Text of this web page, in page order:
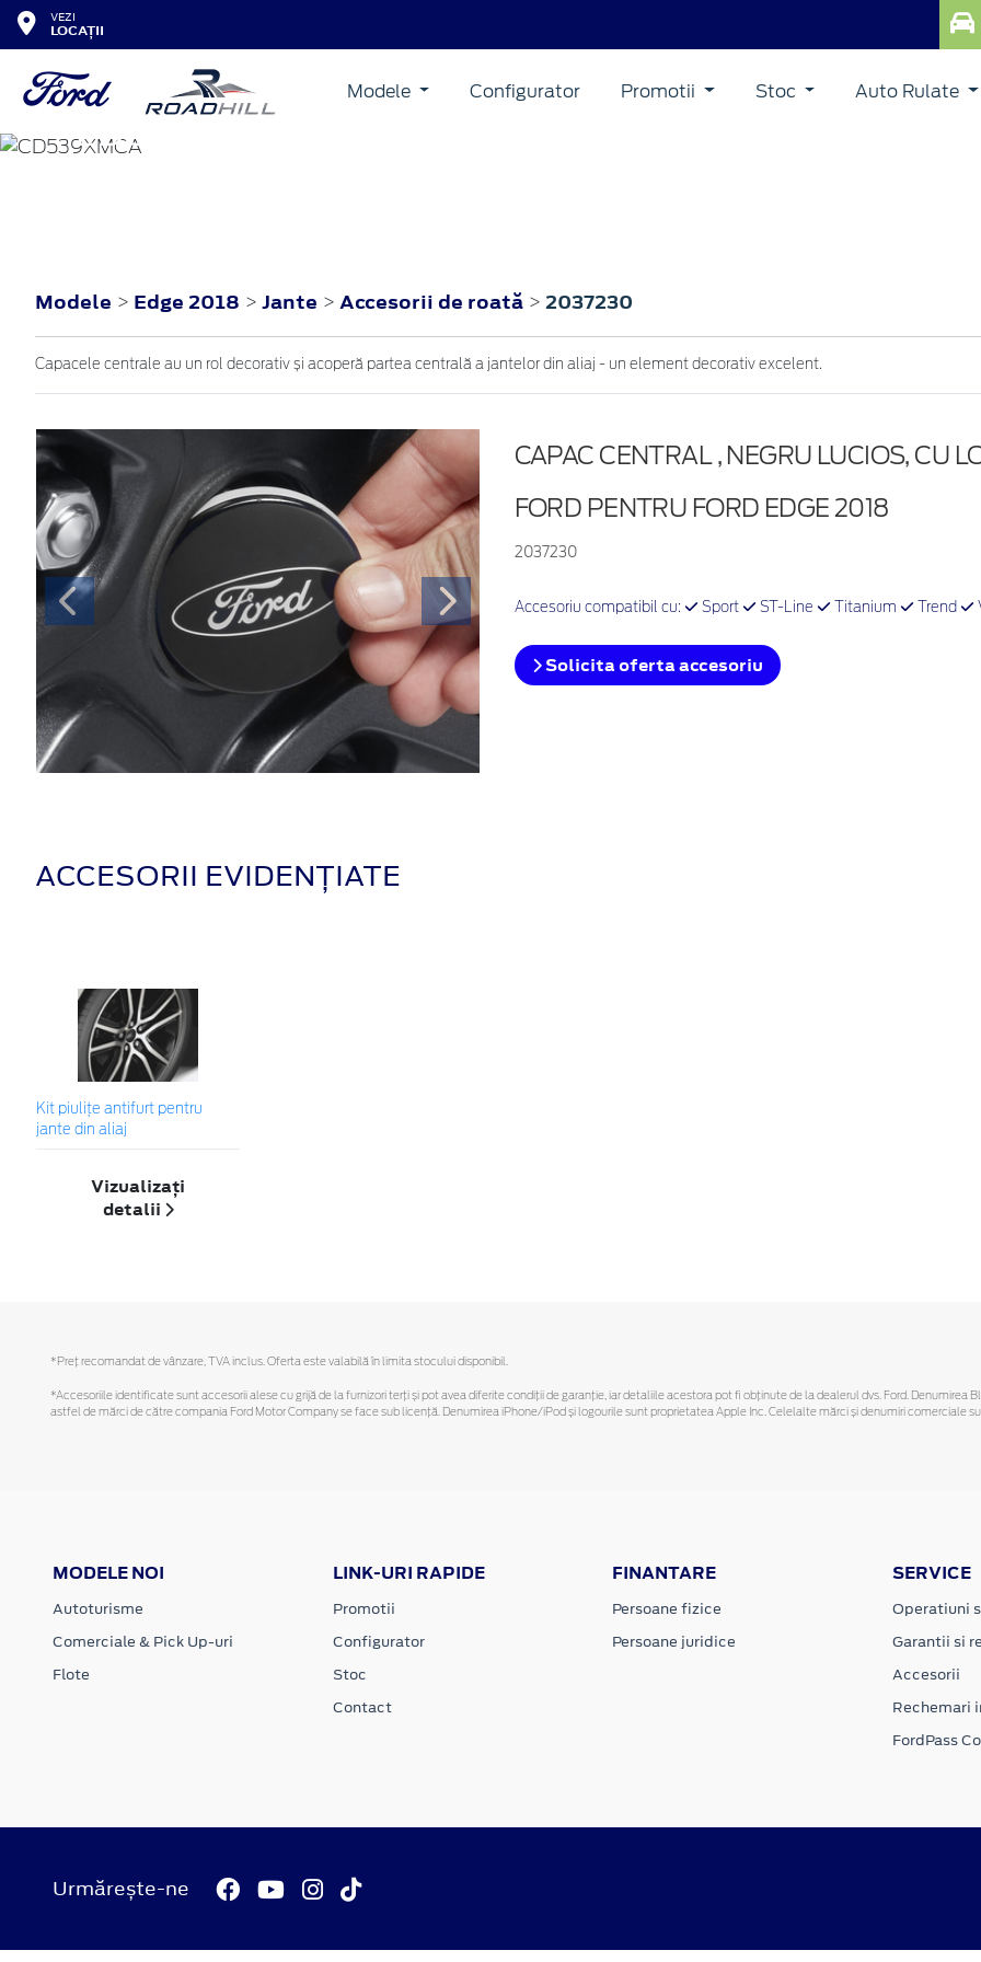
VEZI
LOCAȚII
Modele Configurator Promotii Stoc Auto Rulate
EDGE
Modele > Edge 2018 > Jante > Accesorii de roată > 2037230
Capacele centrale au un rol decorativ și acoperă partea centrală a jantelor din aliaj - un element decorativ excelent.
CAPAC CENTRAL , NEGRU LUCIOS, CU
FORD PENTRU FORD EDGE 2018
2037230
Accesoriu compatibil cu: Sport ST-Line Titanium Trend
Solicita oferta accesoriu
ACCESORII EVIDENȚIATE
Kit piuliţe antifurt pentru
jante din aliaj
Vizualizați
detalii
*Preţ recomandat de vânzare, TVA inclus. Oferta este valabilă în limita stocului disponibil.
*Accesoriile identificate sunt accesorii alese cu grijă de la furnizori terți și pot avea diferite condiții de garanție, iar detaliile acestora pot fi obținute de la dealerul dvs. Ford. Denumirea
astfel de mărci de către compania Ford Motor Company se face sub licență. Denumirea iPhone/iPod și logourile sunt proprietatea Apple Inc. Celelalte mărci și denumiri comerciale
MODELE NOI
Autoturisme
Comerciale & Pick Up-uri
Flote
LINK-URI RAPIDE
Promotii
Configurator
Stoc
Contact
FINANTARE
Persoane fizice
Persoane juridice
SERVICE
Operatiuni
Garantii si
Accesorii
Rechemari
FordPass
Urmărește-ne